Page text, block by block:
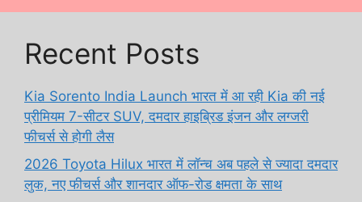
Recent Posts
Kia Sorento India Launch भारत में आ रही Kia की नई
प्रीमियम 7-सीटर SUV, दमदार हाइब्रिड इंजन और लग्जरी
फीचर्स से होगी लैस
2026 Toyota Hilux भारत में लॉन्च अब पहले से ज्यादा दमदार
लुक, नए फीचर्स और शानदार ऑफ-रोड क्षमता के साथ